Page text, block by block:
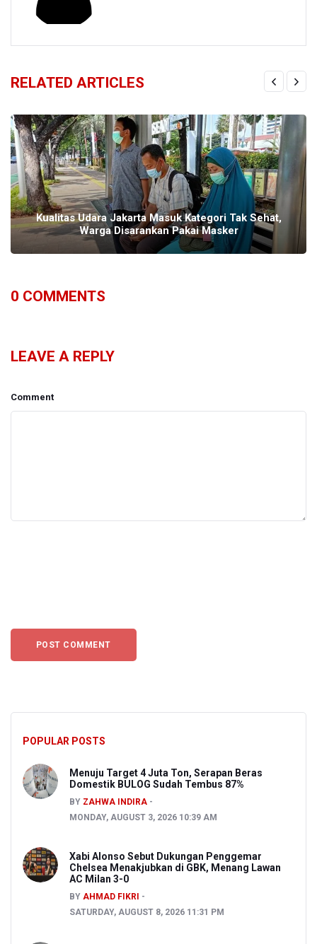
RELATED ARTICLES
Kualitas Udara Jakarta Masuk Kategori Tak Sehat,
Warga Disarankan Pakai Masker
0 COMMENTS
LEAVE A REPLY
Comment
POPULAR POSTS
Menuju Target 4 Juta Ton, Serapan Beras
Domestik BULOG Sudah Tembus 87%
BY ZAHWA INDIRA
MONDAY, AUGUST 3, 2026 10:39 AM
Xabi Alonso Sebut Dukungan Penggemar
Chelsea Menakjubkan di GBK, Menang Lawan
AC Milan 3-0
BY AHMAD FIKRI
SATURDAY, AUGUST 8, 2026 11:31 PM